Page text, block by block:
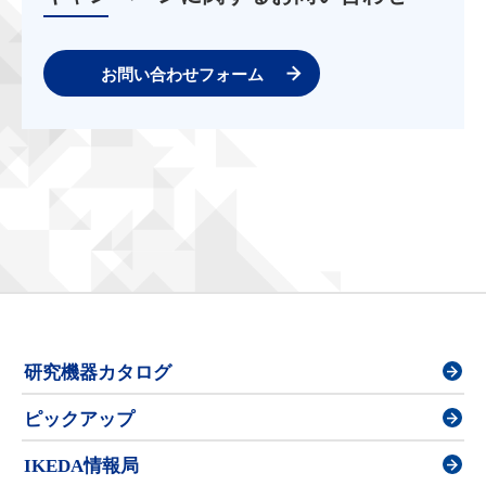
お問い合わせフォーム
研究機器カタログ
ピックアップ
IKEDA情報局